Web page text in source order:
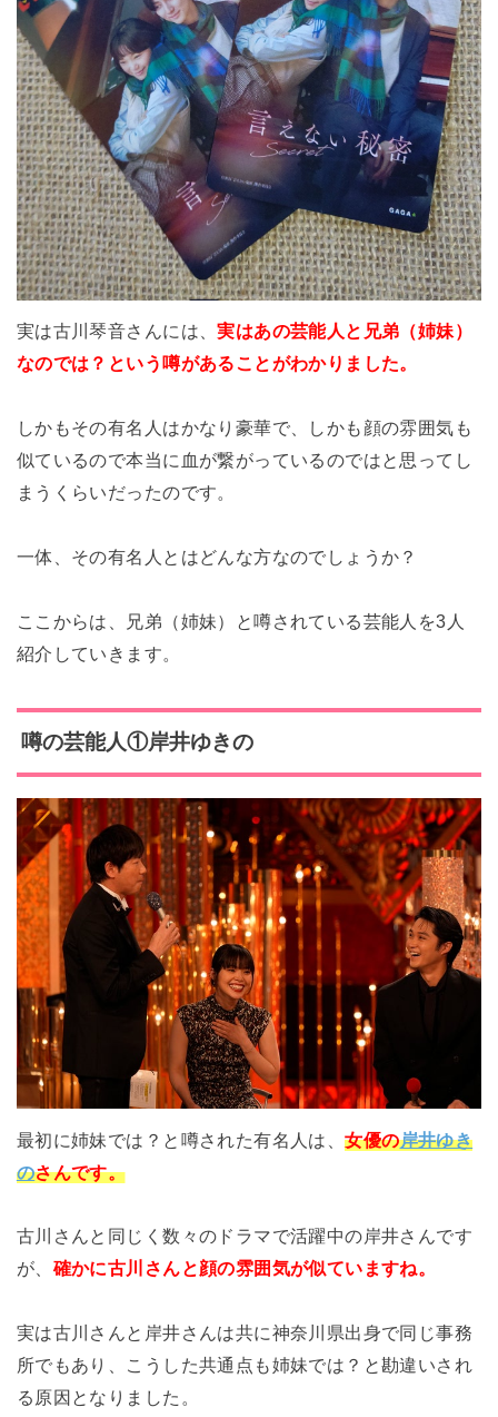
実は古川琴音さんには、実はあの芸能人と兄弟（姉妹）
なのでは？という噂があることがわかりました。
しかもその有名人はかなり豪華で、しかも顔の雰囲気も
似ているので本当に血が繋がっているのではと思ってし
まうくらいだったのです。
一体、その有名人とはどんな方なのでしょうか？
ここからは、兄弟（姉妹）と噂されている芸能人を3人
紹介していきます。
噂の芸能人①岸井ゆきの
最初に姉妹では？と噂された有名人は、女優の岸井ゆき
のさんです。
古川さんと同じく数々のドラマで活躍中の岸井さんです
が、 確かに古川さんと顔の雰囲気が似ていますね。
実は古川さんと岸井さんは共に神奈川県出身で同じ事務
所でもあり、こうした共通点も姉妹では？と勘違いされ
る原因となりました。